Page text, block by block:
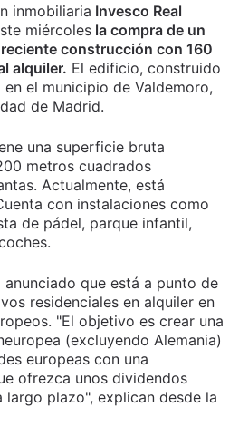
inmobiliaria Invesco Real
miércoles la compra de un
construcción con 160
alquiler. El edificio, construido
el municipio de Valdemoro,
de Madrid.
una superficie bruta
metros cuadrados
Actualmente, está
con instalaciones como
de pádel, parque infantil,
que está a punto de
residenciales en alquiler en
"El objetivo es crear una
(excluyendo Alemania)
europeas con una
ofrezca unos dividendos
plazo", explican desde la